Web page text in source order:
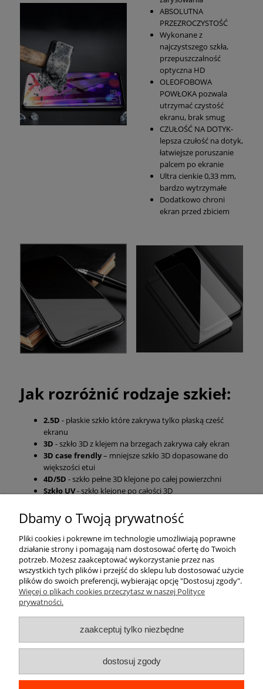
ABSOLUTNA
PRZEZROCZYSTOŚĆ
Wykonane z
najczystszego szkła,
przepuszczalność
optyczna HD
OLEOFOBOWA
POWŁOKA pozwala
utrzymać czystość
ekranu, brak smug
CZUŁOŚĆ NA DOTYK-
lepsza czułość na dotyk,
łatwiejsze poruszanie
palcem po ekranie
Ultra cienkie 0,33 mm,
bardzo wytrzymałe
Dodatkowo chroni
ekran przed zbiciem
Jak rozróżnić rodzaje szkieł:
2.5D - płaskie szkło które zakrywa tylko płaską cześć
ekranu
3D - szkło 3D z klejem na brzegach zakrywa cały ekran
3D case frendly– mniejsze szkło 3D dopasowane do
większości etui
4D/5D - szkło pełne 3D klejone po całej powierzchni
Szkło UV- szkło klejone po całości 3D
Pomoc
Moje konto
Płatności i dostawa
O nas
Dbamy o Twoją prywatność
Pliki cookies i pokrewne im technologie umożliwiają poprawne
działanie strony i pomagają nam dostosować ofertę do Twoich
potrzeb. Możesz zaakceptować wykorzystanie przez nas
wszystkich tych plików i przejść do sklepu lub dostosować użycie
plików do swoich preferencji, wybierając opcję "Dostosuj zgody".
Więcej o plikach cookies przeczytasz w naszej Polityce
prywatności.
zaakceptuj tylko niezbędne
dostosuj zgody